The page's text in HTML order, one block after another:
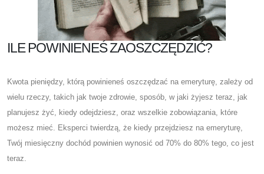
ILE POWINIENEŚ ZAOSZCZĘDZIĆ?
Kwota pieniędzy, którą powinieneś oszczędzać na emeryturę, zależy od
wielu rzeczy, takich jak twoje zdrowie, sposób, w jaki żyjesz teraz, jak
planujesz żyć, kiedy odejdziesz, oraz wszelkie zobowiązania, które
możesz mieć. Eksperci twierdzą, że kiedy przejdziesz na emeryturę,
Twój miesięczny dochód powinien wynosić od 70% do 80% tego, co jest
teraz.